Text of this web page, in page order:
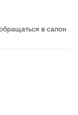
в салон